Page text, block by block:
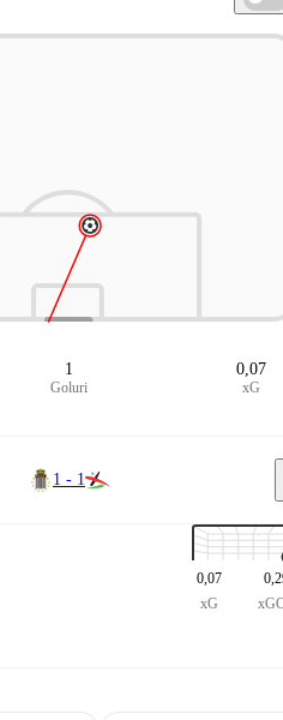
1
Goluri
0,07
xG
1 - 1
0,07
xG